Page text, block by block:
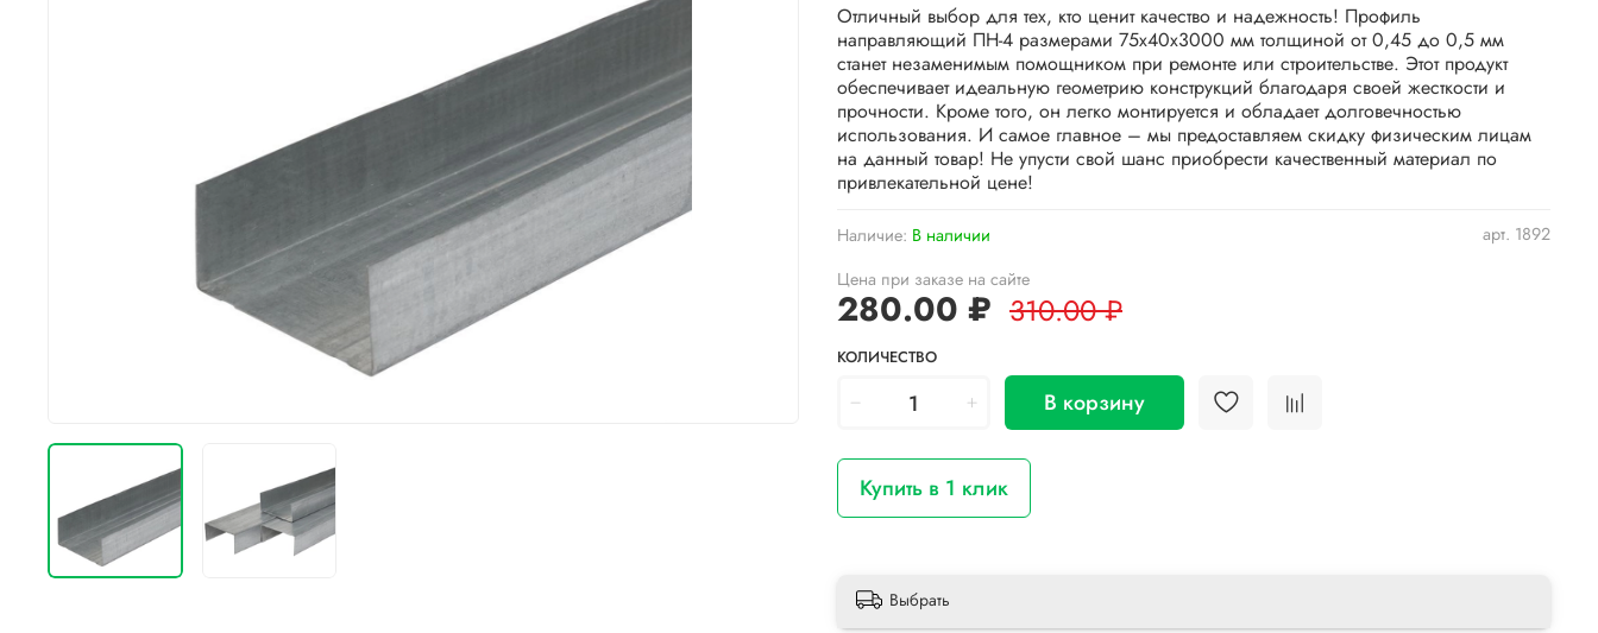
арт. 1892
Наличие: В наличии
Цена при заказе на сайте
280.00 ₽ 310.00 ₽
КОЛИЧЕСТВО
В корзину
Купить в 1 клик
Отличный выбор для тех, кто ценит качество и надежность! Профиль
направляющий ПН-4 размерами 75х40х3000 мм толщиной от 0,45 до 0,5 мм
станет незаменимым помощником при ремонте или строительстве. Этот продукт
обеспечивает идеальную геометрию конструкций благодаря своей жесткости и
прочности. Кроме того, он легко монтируется и обладает долговечностью
использования. И самое главное – мы предоставляем скидку физическим лицам
на данный товар! Не упусти свой шанс приобрести качественный материал по
привлекательной цене!
Выбрать